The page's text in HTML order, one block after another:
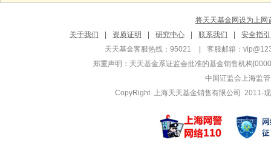
管理基金
泰信医疗服务混合
管理基金
泰信债券周
泰信汇利三
将天天基金网设为上网
关于我们
资质证明 研究中心 联系我们
安全指引
天天基金客服热线：95021
客服邮箱：
郑重声明： 天天基金系证监会批准的基金销售机构
中国证监会上海监
CopyRight 上海天天基金销售有限公司 2011-